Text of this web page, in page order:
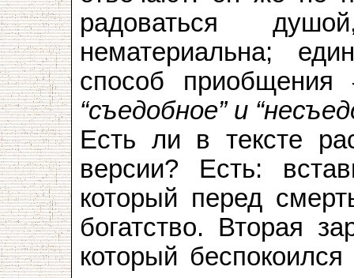
радоваться
нематериальна;
способ
“съедобное” и
Есть ли в тексте
версии? Есть:
который перед
богатство. Вторая
который